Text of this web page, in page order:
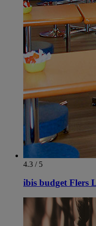
4.3 / 5
ibis budget Flers